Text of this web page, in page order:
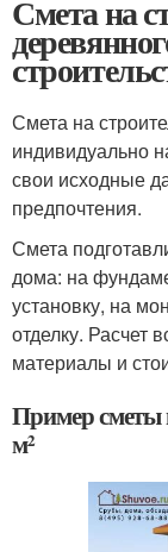
Смета на
Смета на
индивидуально
свои исходные
предпочтения.
Смета
дома: на
установку, на
отделку. Расчет
материалы и
Пример сметы
м²